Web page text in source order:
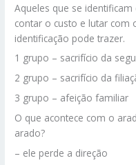
Aqueles que se
contar o custo e lutar com
identificação pode trazer.
1 grupo – sacrifício da
2 grupo – sacrifício da
3 grupo – afeição familiar
O que acontece com o
arado?
– ele perde a direção